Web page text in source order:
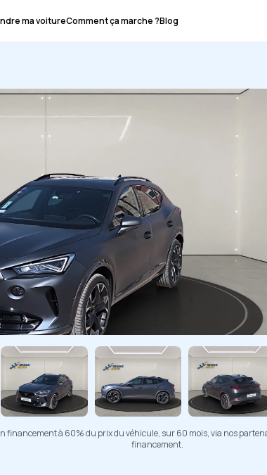
ma voitureComment ça marche ?Blog
à 60% du prix du véhicule, sur 60 mois, via nos
financement.
Copier